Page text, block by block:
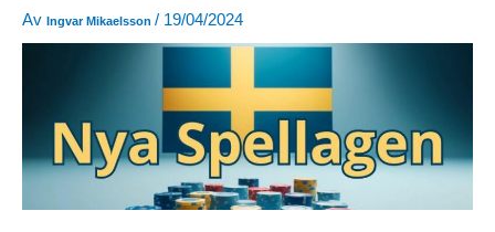
Av Ingvar Mikaelsson / 19/04/2024